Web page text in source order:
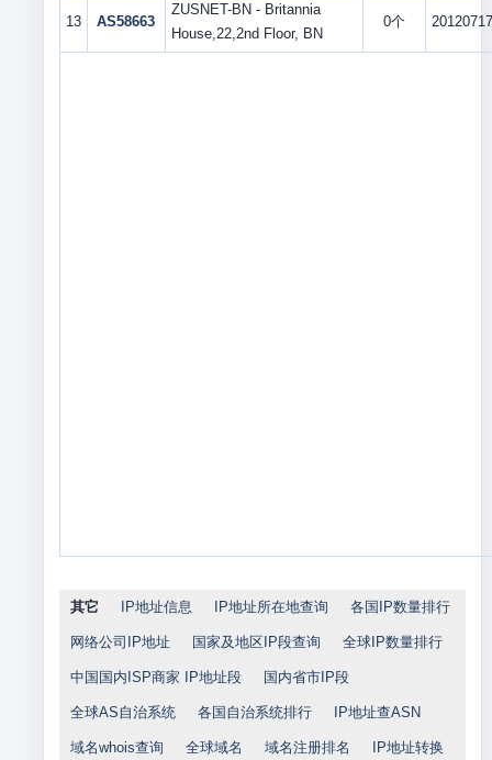
13 AS58663
ZUSNET-BN - Britannia
House,22,2nd Floor, BN
0个 20120717
其它 IP地址信息 IP地址所在地查询 各国IP数量排行
网络公司IP地址 国家及地区IP段查询 全球IP数量排行
中国国内ISP商家 IP地址段 国内省市IP段
全球AS自治系统 各国自治系统排行 IP地址查ASN
域名whois查询 全球域名 域名注册排名 IP地址转换